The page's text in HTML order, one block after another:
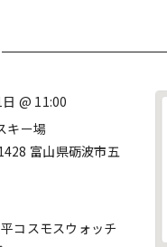
@ 11:00
キー場
富山県砺波市五
コスモスウォッチ